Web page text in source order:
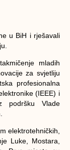
u BiH i rješavali
mladih
za svjetliju
profesionalna
(IEEE) i
podršku Vlade
elektrotehničkih,
Luke, Mostara,